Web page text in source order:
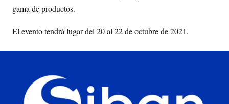
gama de productos.
El evento tendrá lugar del 20 al 22 de octubre de 2021.